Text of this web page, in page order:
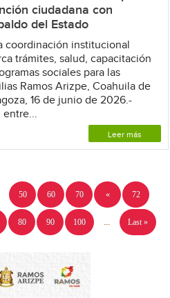
ciudadana con
del Estado
coordinación institucional
trámites, salud, capacitación
sociales para las
Ramos Arizpe, Coahuila de
16 de junio de 2026.-
entre...
Leer más
50 60 70 « 72
80 90 100 Last »